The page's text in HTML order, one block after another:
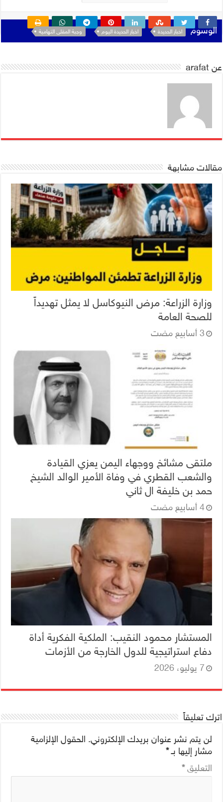
الوسوم اخبار الحديدة اخبار الحديدة اليوم وجبة المقلى التهامية
عن arafat
مقالات مشابهة
وزارة الزراعة: مرض النيوكاسل لا يمثل تهديداً
للصحة العامة
ملتقى مشائخ ووجهاء اليمن يعزي القيادة
والشعب القطري في وفاة الأمير الوالد الشيخ
حمد بن خليفة ال ثاني
‏4 أسابيع مضت
المستشار محمود النقيب: الملكية الفكرية أداة
دفاع استراتيجية للدول الخارجة من الأزمات
7 يوليو، 2026
اترك تعليقاً
لن يتم نشر عنوان بريدك الإلكتروني. الحقول الإلزامية
مشار إليها بـ*
التعليق*